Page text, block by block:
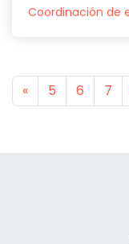
Coordinación de
«Previous
5 6 7